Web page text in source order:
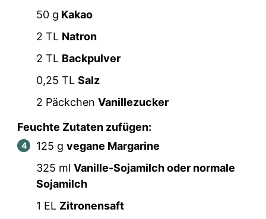
50 g Kakao
2 TL Natron
2 TL Backpulver
0,25 TL Salz
2 Päckchen Vanillezucker
Feuchte Zutaten zufügen:
125 g vegane Margarine
325 ml Vanille-Sojamilch oder normale
Sojamilch
1 EL Zitronensaft